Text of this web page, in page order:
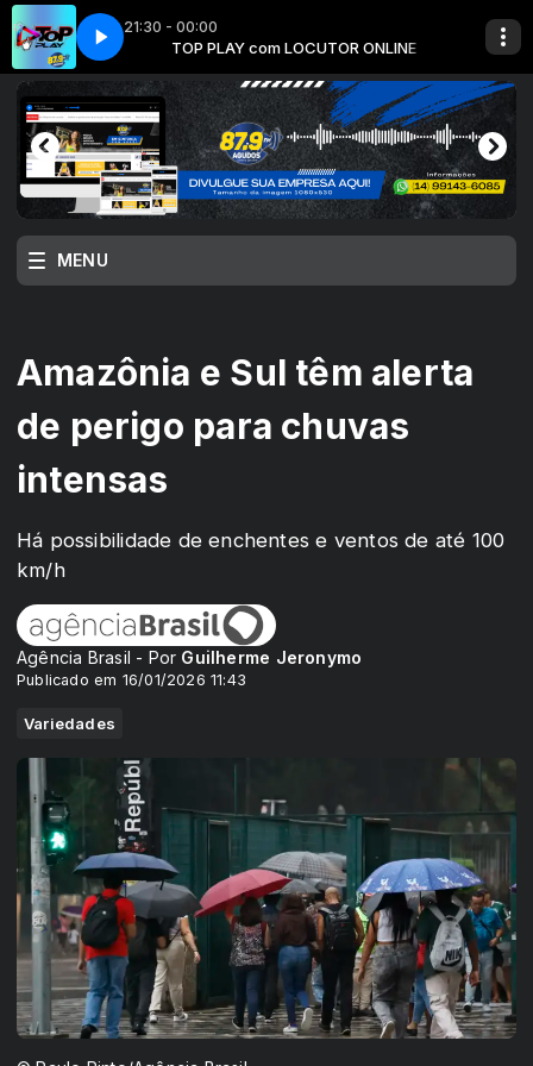
21:30 - 00:00
ONLINE TOP PLAY com LOCUTOR ONLINE
Talina Soumia 11 Temps Pour Temps - Feat_ Talina Soumia
MENU
Amazônia e Sul têm alerta
de perigo para chuvas
intensas
Há possibilidade de enchentes e ventos de até 100
km/h
Agência Brasil - Por Guilherme Jeronymo
Publicado em 16/01/2026 11:43
Variedades